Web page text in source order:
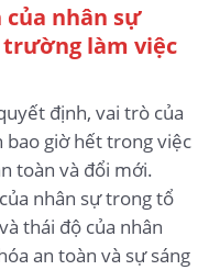
nhân sự
làm việc
định, vai trò của
giờ hết trong việc
toàn và đổi mới.
nhân sự trong tổ
thái độ của nhân
an toàn và sự sáng